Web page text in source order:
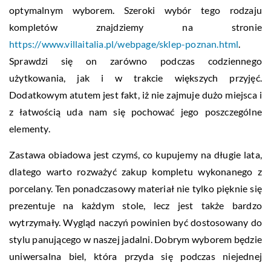
optymalnym wyborem. Szeroki wybór tego rodzaju
kompletów znajdziemy na stronie
https://www.villaitalia.pl/webpage/sklep-poznan.html.
Sprawdzi się on zarówno podczas codziennego
użytkowania, jak i w trakcie większych przyjęć.
Dodatkowym atutem jest fakt, iż nie zajmuje dużo miejsca i
z łatwością uda nam się pochować jego poszczególne
elementy.
Zastawa obiadowa jest czymś, co kupujemy na długie lata,
dlatego warto rozważyć zakup kompletu wykonanego z
porcelany. Ten ponadczasowy materiał nie tylko pięknie się
prezentuje na każdym stole, lecz jest także bardzo
wytrzymały. Wygląd naczyń powinien być dostosowany do
stylu panującego w naszej jadalni. Dobrym wyborem będzie
uniwersalna biel, która przyda się podczas niejednej